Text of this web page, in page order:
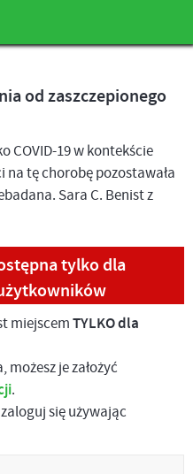
od zaszczepionego
COVID-19 w kontekście
tę chorobę pozostawała
Sara C. Benist z
tylko dla
miejscemTYLKO dla
możesz je założyć
.
się używając